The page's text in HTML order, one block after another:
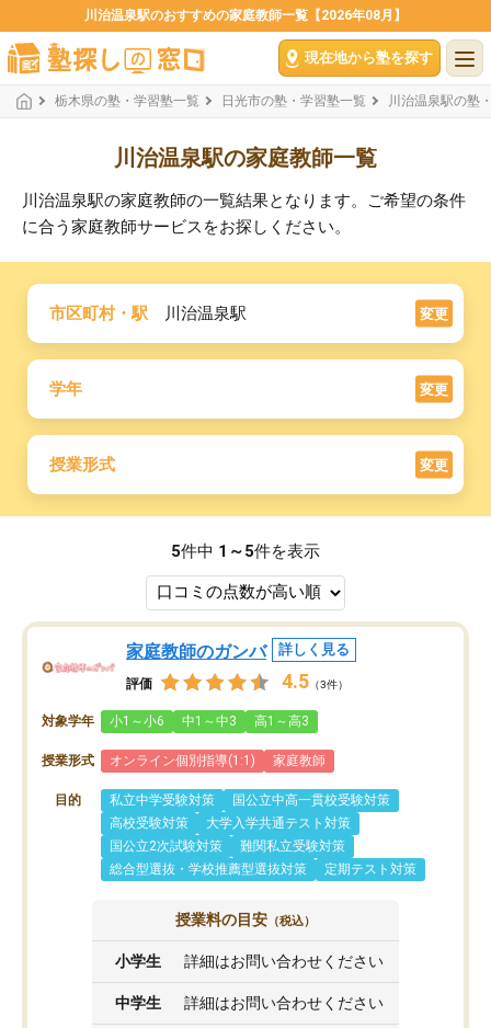
川治温泉駅のおすすめの家庭教師一覧【2026年08月】
現在地から塾を探す
栃木県の塾・学習塾一覧 日光市の塾・学習塾一覧 川治温泉駅の塾
川治温泉駅の家庭教師一覧
川治温泉駅の家庭教師の一覧結果となります。ご希望の条件
に合う家庭教師サービスをお探しください。
市区町村・駅 川治温泉駅 変更
学年 変更
授業形式 変更
5件中 1～5件を表示
家庭教師のガンバ 詳しく見る
評価 4.5 （3件）
対象学年 小1～小6 中1～中3 高1～高3
授業形式 オンライン個別指導(1:1) 家庭教師
目的 私立中学受験対策
国公立中高一貫校受験対策
高校受験対策
大学入学共通テスト対策
国公立2次試験対策
難関私立受験対策
総合型選抜・学校推薦型選抜対策
定期テスト対策
授業料の目安 （税込）
小学生 詳細はお問い合わせください
中学生 詳細はお問い合わせください